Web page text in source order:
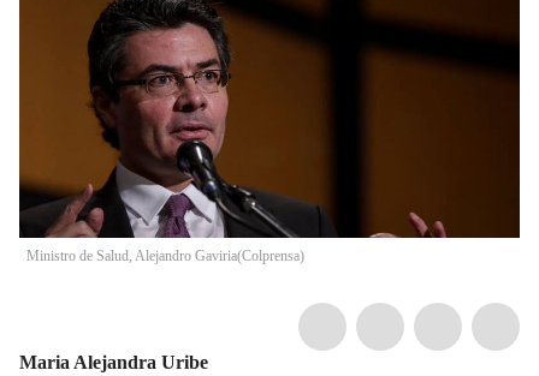
Ministro de Salud, Alejandro Gaviria(Colprensa)
Maria Alejandra Uribe